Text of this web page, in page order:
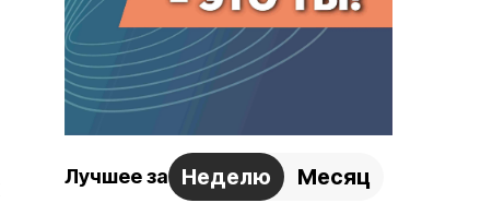
Лучшее за Неделю Месяц